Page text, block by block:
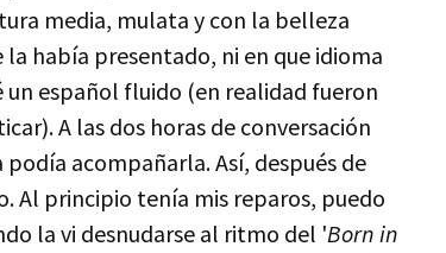
media, mulata y con la belleza
había presentado, ni en que idioma
español fluido (en realidad fueron
A las dos horas de conversación
acompañarla. Así, después de
Al principio tenía mis reparos, puedo
la vi desnudarse al ritmo del 'Born in